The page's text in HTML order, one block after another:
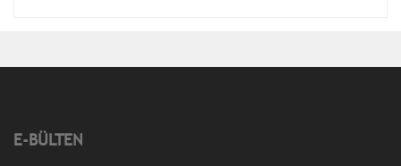
E-BÜLTEN